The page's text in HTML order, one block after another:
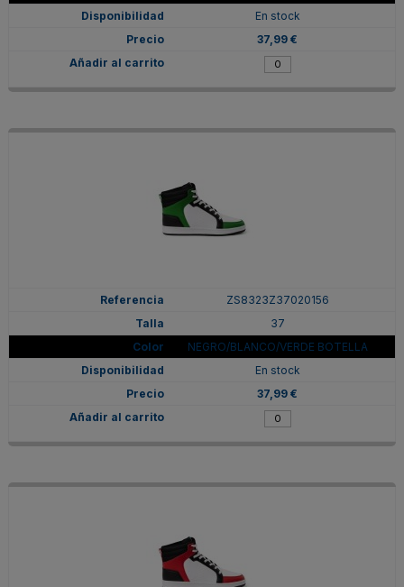
En stock
37,99 €
ZS8323Z37020156
37
NEGRO/BLANCO/VERDE BOTELLA
En stock
37,99 €